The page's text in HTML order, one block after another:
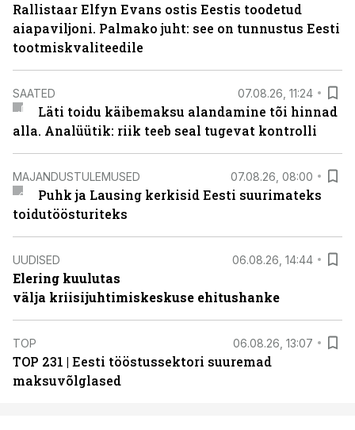
Rallistaar Elfyn Evans ostis Eestis toodetud
aiapaviljoni. Palmako juht: see on tunnustus Eesti
tootmiskvaliteedile
SAATED 07.08.26, 11:24
Läti toidu käibemaksu alandamine tõi hinnad
alla. Analüütik: riik teeb seal tugevat kontrolli
MAJANDUSTULEMUSED 07.08.26, 08:00
Puhk ja Lausing kerkisid Eesti suurimateks
toidutöösturiteks
UUDISED 06.08.26, 14:44
Elering kuulutas
välja kriisijuhtimiskeskuse ehitushanke
TOP 06.08.26, 13:07
TOP 231 | Eesti tööstussektori suuremad
maksuvõlglased